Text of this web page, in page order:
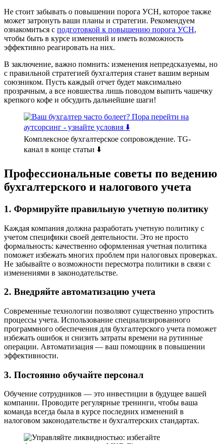
Не стоит забывать о повышении порога УСН, которое также
может затронуть ваши планы и стратегии. Рекомендуем
ознакомиться с подготовкой к повышению порога УСН,
чтобы быть в курсе изменений и иметь возможность
эффективно реагировать на них.
В заключение, важно помнить: изменения непредсказуемы, но
с правильной стратегией бухгалтерия станет вашим верным
союзником. Пусть каждый отчет будет максимально
прозрачным, а все новшества лишь поводом выпить чашечку
крепкого кофе и обсудить дальнейшие шаги!
Комплексное бухгалтерское сопровождение. TG-
канал в конце статьи ⬇️
Профессиональные советы по ведению
бухгалтерского и налогового учета
1. Формируйте правильную учетную политику
Каждая компания должна разработать учетную политику с
учетом специфики своей деятельности. Это не просто
формальность: качественно оформленная учетная политика
поможет избежать многих проблем при налоговых проверках.
Не забывайте о возможности пересмотра политики в связи с
изменениями в законодательстве.
2. Внедряйте автоматизацию учета
Современные технологии позволяют существенно упростить
процессы учета. Использование специализированного
программного обеспечения для бухгалтерского учета поможет
избежать ошибок и снизить затраты времени на рутинные
операции. Автоматизация — ваш помощник в повышении
эффективности.
3. Постоянно обучайте персонал
Обучение сотрудников — это инвестиции в будущее вашей
компании. Проводите регулярные тренинги, чтобы ваша
команда всегда была в курсе последних изменений в
налоговом законодательстве и бухгалтерских стандартах.